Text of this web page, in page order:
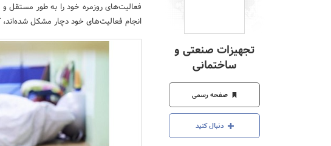
شرکت‌ها،
سازمان‌ها
و
روابط
عمومی‌ها
تجهیزات صنعتی و
ساختمانی
صفحه رسمی
دنبال کنید
فعالیت‌های روزمره خود را به طور مستقل و
انجام فعالیت‌های خود دچار مشکل